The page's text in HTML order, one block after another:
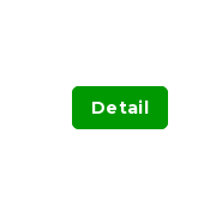
Detail